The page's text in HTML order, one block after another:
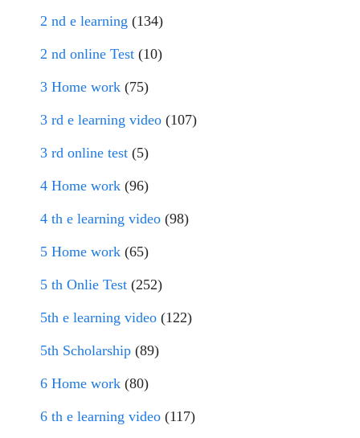
2 nd e learning (134)
2 nd online Test (10)
3 Home work (75)
3 rd e learning video (107)
3 rd online test (5)
4 Home work (96)
4 th e learning video (98)
5 Home work (65)
5 th Onlie Test (252)
5th e learning video (122)
5th Scholarship (89)
6 Home work (80)
6 th e learning video (117)